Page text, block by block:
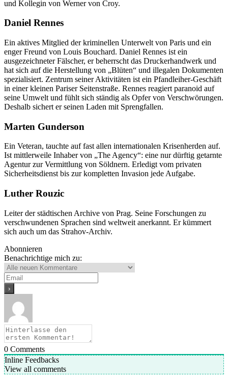
und Kollegin von Werner von Croy.
Daniel Rennes
Ein aktives Mitglied der kriminellen Unterwelt von Paris und ein
enger Freund von Louis Bouchard. Daniel Rennes ist ein
ausgezeichneter Fälscher, er beherrscht das Druckerhandwerk und
hat sich auf die Herstellung von „Blüten“ und illegalen Dokumenten
spezialisiert. Zentrum seiner Aktivitäten ist ein Pfandleiher-Geschäft
in einer kleinen Pariser Seitenstraße. Rennes reagiert paranoid auf
seine Umwelt und fühlt sich ständig als Opfer von Verschwörungen.
Deshalb sichert er seinen Laden mit Sprengfallen.
Marten Gunderson
Ein Veteran, tauchte auf fast allen internationalen Krisenherden auf.
Ist mittlerweile Inhaber von „The Agency“: eine nur dürftig getarnte
Agentur zur Vermittlung von Söldnern. Erledigt vom privaten
Sicherheitsdienst bis zur kompletten Invasion jede Aufgabe.
Luther Rouzic
Leiter der städtischen Archive von Prag. Seine Forschungen zu
verschwundenen Sprachen sind weltweit anerkannt. Er kümmert
sich auch um das Strahov-Archiv.
Abonnieren
Benachrichtige mich zu:
0 Comments
Inline Feedbacks
View all comments